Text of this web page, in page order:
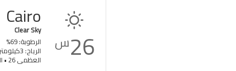
26س
Cairo
Clear Sky
الرطوبة: 69%
الرياح: 3كيلومتر/ساعة ش
العظمى 26 • الصغرى 26